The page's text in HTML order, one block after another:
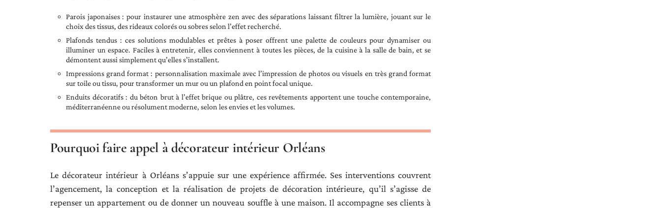
Parois japonaises : pour instaurer une atmosphère zen avec des séparations laissant filtrer la lumière, jouant sur le
choix des tissus, des rideaux colorés ou sobres selon l’effet recherché.
Plafonds tendus : ces solutions modulables et prêtes à poser offrent une palette de couleurs pour dynamiser ou
illuminer un espace. Faciles à entretenir, elles conviennent à toutes les pièces, de la cuisine à la salle de bain, et se
démontent aussi simplement qu’elles s’installent.
Impressions grand format : personnalisation maximale avec l’impression de photos ou visuels en très grand format
sur toile ou tissu, pour transformer un mur ou un plafond en point focal unique.
Enduits décoratifs : du béton brut à l’effet brique ou plâtre, ces revêtements apportent une touche contemporaine,
méditerranéenne ou résolument moderne, selon les envies et les volumes.
Pourquoi faire appel à décorateur intérieur Orléans
Le décorateur intérieur à Orléans s’appuie sur une expérience affirmée. Ses interventions couvrent
l’agencement, la conception et la réalisation de projets de décoration intérieure, qu’il s’agisse de
repenser un appartement ou de donner un nouveau souffle à une maison. Il accompagne ses clients à